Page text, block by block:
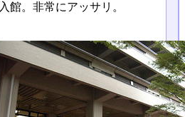
入館。非常にアッサリ。